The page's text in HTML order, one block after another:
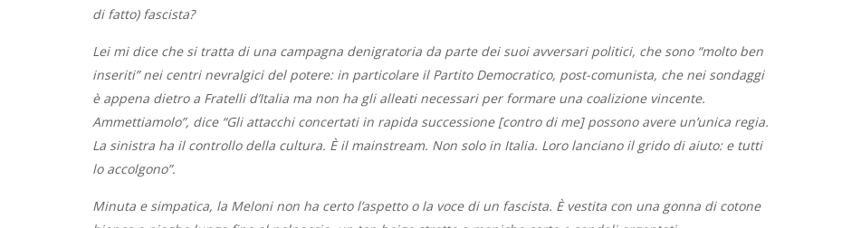
di fatto) fascista?
Lei mi dice che si tratta di una campagna denigratoria da parte dei suoi avversari politici, che sono “molto ben
inseriti” nei centri nevralgici del potere: in particolare il Partito Democratico, post-comunista, che nei sondaggi
è appena dietro a Fratelli d’Italia ma non ha gli alleati necessari per formare una coalizione vincente.
Ammettiamolo”, dice “Gli attacchi concertati in rapida successione [contro di me] possono avere un’unica regia.
La sinistra ha il controllo della cultura. È il mainstream. Non solo in Italia. Loro lanciano il grido di aiuto: e tutti
lo accolgono”.
Minuta e simpatica, la Meloni non ha certo l’aspetto o la voce di un fascista. È vestita con una gonna di cotone